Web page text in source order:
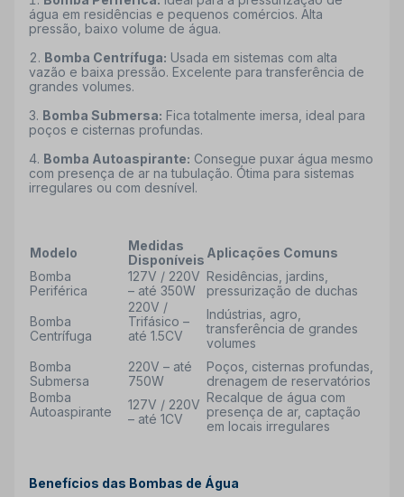
água em residências e pequenos comércios. Alta
pressão, baixo volume de água.
Bomba Centrífuga: Usada em sistemas com alta
vazão e baixa pressão. Excelente para transferência de
grandes volumes.
Bomba Submersa: Fica totalmente imersa, ideal para
poços e cisternas profundas.
Bomba Autoaspirante: Consegue puxar água mesmo
com presença de ar na tubulação. Ótima para sistemas
irregulares ou com desnível.
Modelo
Medidas
Disponíveis Aplicações Comuns
Bomba
Periférica
127V / 220V
– até 350W
Residências, jardins,
pressurização de duchas
Bomba
Centrífuga
220V /
Trifásico –
até 1.5CV
Indústrias, agro,
transferência de grandes
volumes
Bomba
Submersa
220V – até
750W
Poços, cisternas profundas,
drenagem de reservatórios
Bomba
Autoaspirante
127V / 220V
– até 1CV
Recalque de água com
presença de ar, captação
em locais irregulares
Benefícios das Bombas de Água